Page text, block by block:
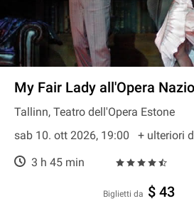
My Fair Lady all'Opera
Tallinn, Teatro dell'Opera Estone
sab 10. ott 2026, 19:00
+ ulteriori
3 h 45 min
Biglietti da $ 43